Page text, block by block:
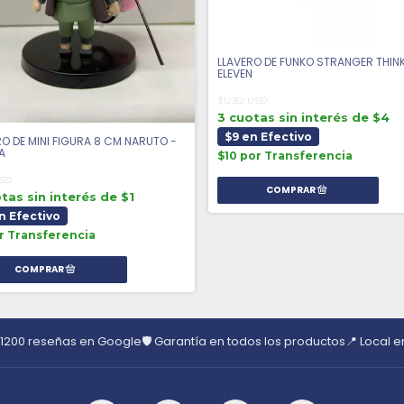
DE MINI FIGURA 8 CM NARUTO -
sin interés de $1
Efectivo
Transferencia
LLAVERO DE FUNKO STRANGER
ELEVEN
$12.82 USD
3 cuotas sin interés de $4
$9 en Efectivo
$10 por Transferencia
1200 reseñas en Google🛡️ Garantía en todos los productos📍 Local